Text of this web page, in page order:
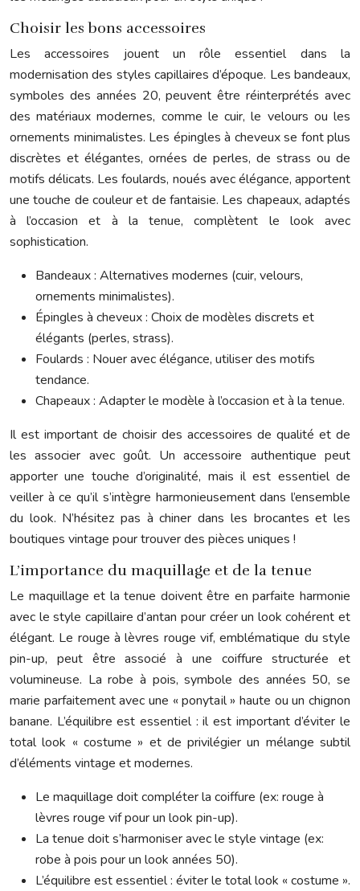
Choisir les bons accessoires
Les accessoires jouent un rôle essentiel dans la
modernisation des styles capillaires d’époque. Les bandeaux,
symboles des années 20, peuvent être réinterprétés avec
des matériaux modernes, comme le cuir, le velours ou les
ornements minimalistes. Les épingles à cheveux se font plus
discrètes et élégantes, ornées de perles, de strass ou de
motifs délicats. Les foulards, noués avec élégance, apportent
une touche de couleur et de fantaisie. Les chapeaux, adaptés
à l’occasion et à la tenue, complètent le look avec
sophistication.
Bandeaux : Alternatives modernes (cuir, velours,
ornements minimalistes).
Épingles à cheveux : Choix de modèles discrets et
élégants (perles, strass).
Foulards : Nouer avec élégance, utiliser des motifs
tendance.
Chapeaux : Adapter le modèle à l’occasion et à la tenue.
Il est important de choisir des accessoires de qualité et de
les associer avec goût. Un accessoire authentique peut
apporter une touche d’originalité, mais il est essentiel de
veiller à ce qu’il s’intègre harmonieusement dans l’ensemble
du look. N’hésitez pas à chiner dans les brocantes et les
boutiques vintage pour trouver des pièces uniques !
L’importance du maquillage et de la tenue
Le maquillage et la tenue doivent être en parfaite harmonie
avec le style capillaire d’antan pour créer un look cohérent et
élégant. Le rouge à lèvres rouge vif, emblématique du style
pin-up, peut être associé à une coiffure structurée et
volumineuse. La robe à pois, symbole des années 50, se
marie parfaitement avec une « ponytail » haute ou un chignon
banane. L’équilibre est essentiel : il est important d’éviter le
total look « costume » et de privilégier un mélange subtil
d’éléments vintage et modernes.
Le maquillage doit compléter la coiffure (ex: rouge à
lèvres rouge vif pour un look pin-up).
La tenue doit s’harmoniser avec le style vintage (ex:
robe à pois pour un look années 50).
L’équilibre est essentiel : éviter le total look « costume ».